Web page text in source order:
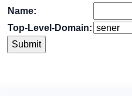
Name:
Top-Level-Domain: